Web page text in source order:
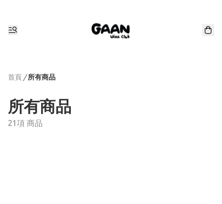
首頁 / 所有商品
所有商品
21項 商品